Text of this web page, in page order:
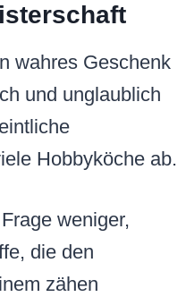
wahres Geschenk
und unglaublich
Hobbyköche ab.
weniger,
die den
zähen